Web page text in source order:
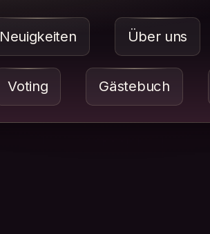
Neuigkeiten Über uns
Voting Gästebuch